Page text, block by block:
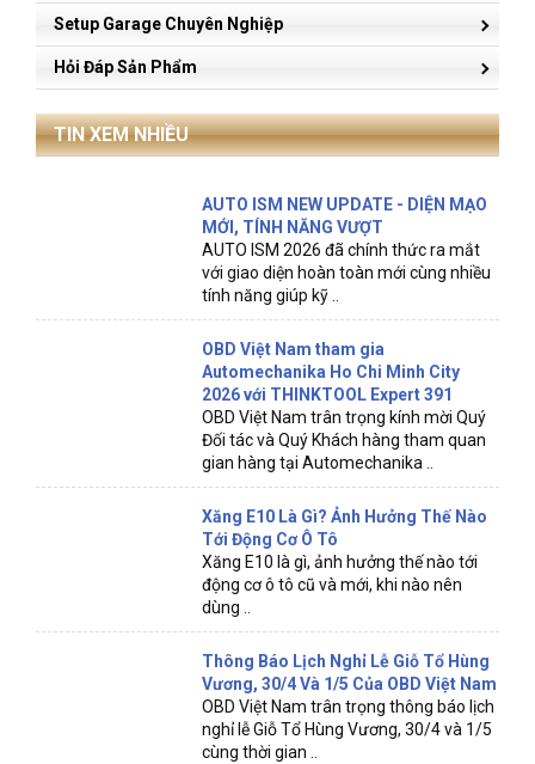
Setup Garage Chuyên Nghiệp
Hỏi Đáp Sản Phẩm
TIN XEM NHIỀU
AUTO ISM NEW UPDATE - DIỆN MẠO
MỚI, TÍNH NĂNG VƯỢT
AUTO ISM 2026 đã chính thức ra mắt
với giao diện hoàn toàn mới cùng nhiều
tính năng giúp kỹ ..
OBD Việt Nam tham gia
Automechanika Ho Chi Minh City
2026 với THINKTOOL Expert 391
OBD Việt Nam trân trọng kính mời Quý
Đối tác và Quý Khách hàng tham quan
gian hàng tại Automechanika ..
Xăng E10 Là Gì? Ảnh Hưởng Thế Nào
Tới Động Cơ Ô Tô
Xăng E10 là gì, ảnh hưởng thế nào tới
động cơ ô tô cũ và mới, khi nào nên
dùng ..
Thông Báo Lịch Nghỉ Lễ Giỗ Tổ Hùng
Vương, 30/4 Và 1/5 Của OBD Việt Nam
OBD Việt Nam trân trọng thông báo lịch
nghỉ lễ Giỗ Tổ Hùng Vương, 30/4 và 1/5
cùng thời gian ..